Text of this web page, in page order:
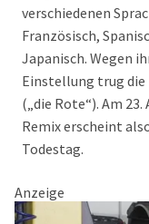
verschiedenen
Französisch,
Japanisch. Wegen
Einstellung trug die
(„die Rote“). Am
Remix erscheint
Todestag.
Anzeige